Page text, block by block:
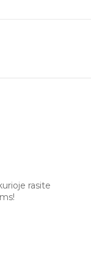
rasite